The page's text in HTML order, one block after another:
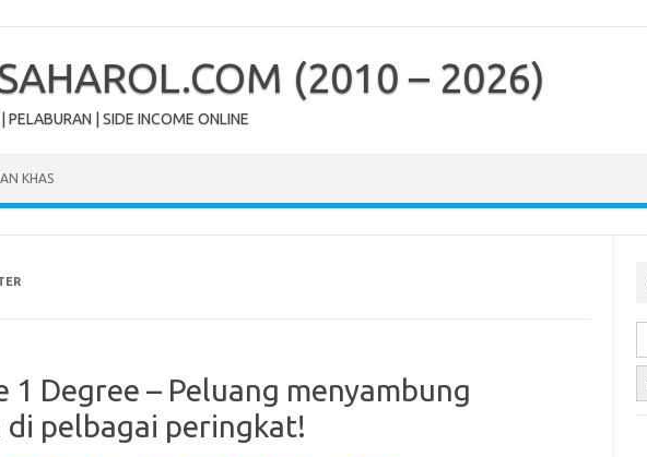
(2010 – 2026)
PELABURAN | SIDE INCOME ONLINE
KHAS
1 Degree – Peluang menyambung
di pelbagai peringkat!